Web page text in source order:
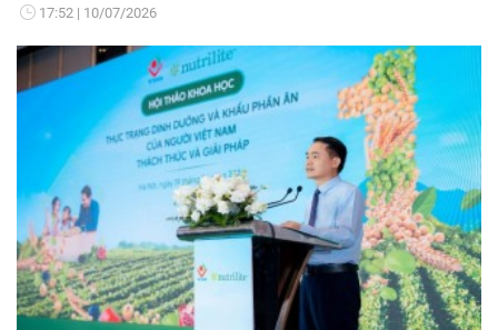
17:52 10/07/2026